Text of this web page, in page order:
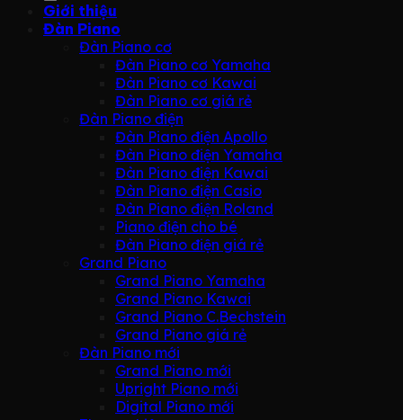
Giới thiệu
Đàn Piano
Đàn Piano cơ
Đàn Piano cơ Yamaha
Đàn Piano cơ Kawai
Đàn Piano cơ giá rẻ
Đàn Piano điện
Đàn Piano điện Apollo
Đàn Piano điện Yamaha
Đàn Piano điện Kawai
Đàn Piano điện Casio
Đàn Piano điện Roland
Piano điện cho bé
Đàn Piano điện giá rẻ
Grand Piano
Grand Piano Yamaha
Grand Piano Kawai
Grand Piano C.Bechstein
Grand Piano giá rẻ
Đàn Piano mới
Grand Piano mới
Upright Piano mới
Digital Piano mới